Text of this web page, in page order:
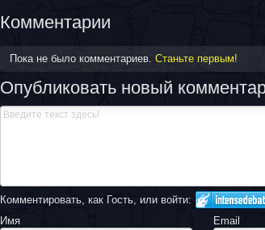
Комментарии
Пока не было комментариев. Станьте первым!
Опубликовать новый
Комментировать, как Гость, или войти:
Имя
Email